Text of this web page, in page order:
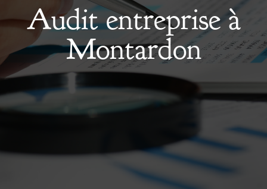
Audit entreprise à
Montardon